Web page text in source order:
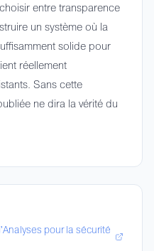
entre transparence
un système où la
solide pour
réellement
Sans cette
ne dira la vérité du
pour la sécurité